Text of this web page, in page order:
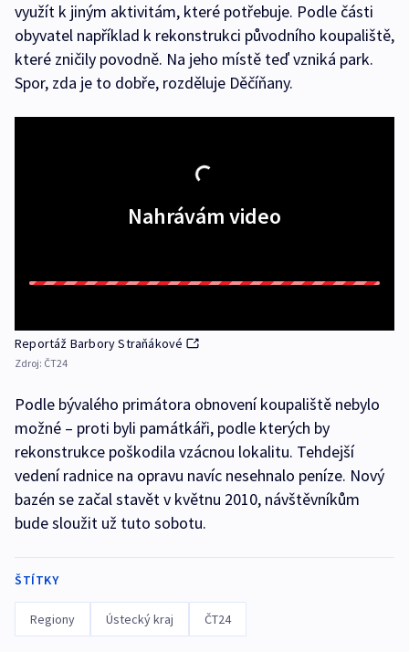
využít k jiným aktivitám, které potřebuje. Podle části
obyvatel například k rekonstrukci původního koupaliště,
které zničily povodně. Na jeho místě teď vzniká park.
Spor, zda je to dobře, rozděluje Děčíňany.
Nahrávám video
Reportáž Barbory Straňákové
Zdroj: ČT24
Podle bývalého primátora obnovení koupaliště nebylo
možné – proti byli památkáři, podle kterých by
rekonstrukce poškodila vzácnou lokalitu. Tehdejší
vedení radnice na opravu navíc nesehnalo peníze. Nový
bazén se začal stavět v květnu 2010, návštěvníkům
bude sloužit už tuto sobotu.
ŠTÍTKY
Regiony Ústecký kraj ČT24